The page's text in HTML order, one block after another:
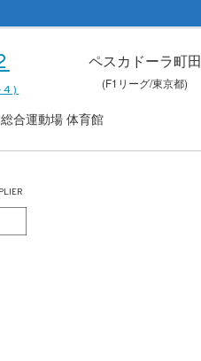
4)
ペスカドーラ町田
(F1リーグ/東京都)
合運動場 体育館